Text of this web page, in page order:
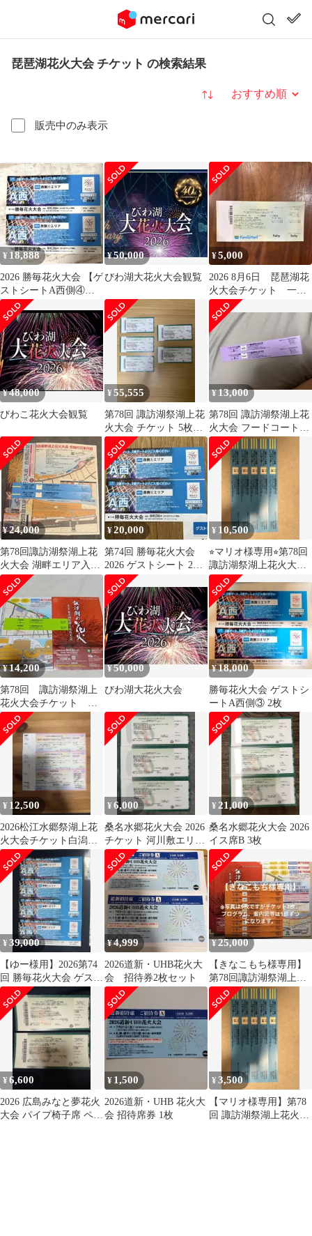
琵琶湖花火大会 チケット の検索結果
販売中のみ表示
並び替え
¥ 18,888
2026 勝毎花火大会 【ゲ
ストシートA西側④】2
枚
¥50,000
びわ湖大花火大会観覧
¥5,000
2026 8月6日 琵琶湖花
火大会チケット 一般
入場エリア(ファクトパ
ス付き)
¥48,000
びわこ花火大会観覧
¥55,555
第78回 諏訪湖祭湖上花
火大会 チケット 5枚セ
ット
¥13,000
第78回 諏訪湖祭湖上花
火大会 フードコートエ
リア入場券
¥24,000
第78回諏訪湖祭湖上花
火大会 湖畔エリア入場
券イス席 2枚セット
¥20,000
第74回 勝毎花火大会
2026 ゲストシート 2枚
セット
¥ 10,500
⭐︎マリオ様専用⭐︎第78回
諏訪湖祭湖上花火大会
有料エリアチケット 3
枚
¥14,200
第78回 諏訪湖祭湖上
花火大会チケット C
ゲート 2枚
¥50,000
びわ湖大花火大会
¥18,000
勝毎花火大会 ゲストシ
ートA西側③ 2枚
¥ 12,500
2026松江水郷祭湖上花
火大会チケット白潟パ
ノラマペア席1組分
¥6,000
桑名水郷花火大会 2026
チケット 河川敷エリア
駐車場
¥ 21,000
桑名水郷花火大会 2026
イス席B 3枚
¥39,000
【ゆー様用】2026第74
回 勝毎花火大会 ゲスト
シートA西① 4枚セット
¥4,999
2026道新・UHB花火大
会 招待券2枚セット
¥25,000
【きなこもち様専用】
第78回諏訪湖祭湖上花
火大会ブロックエリア
入場券2枚
¥6,600
2026 広島みなと夢花火
大会 パイプ椅子席 ペア
¥ 1,500
2026道新・UHB 花火大
会 招待席券 1枚
¥3,500
【マリオ様専用】第78
回 諏訪湖祭湖上花火大